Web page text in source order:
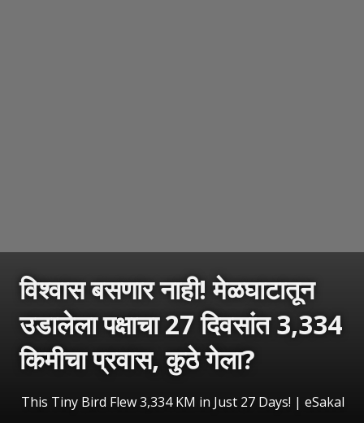
विश्वास बसणार नाही! मेळघाटातून
उडालेला पक्षाचा 27 दिवसांत 3,334
किमीचा प्रवास, कुठे गेला?
This Tiny Bird Flew 3,334 KM in Just 27 Days! | eSakal